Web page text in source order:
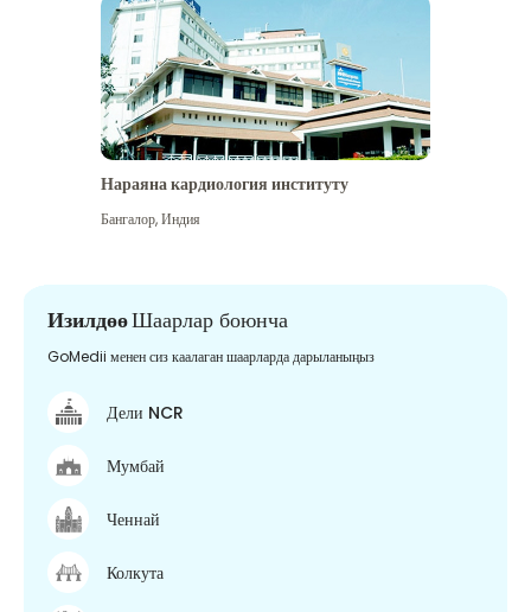
Нараяна кардиология институту
Бангалор,Индия
ИзилдөөШаарлар боюнча
GoMedii менен сиз каалаган шаарларда дарыланыңыз
Дели NCR
Мумбай
Ченнай
Колкута